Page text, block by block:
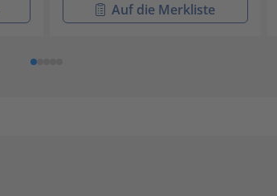
Auf die Merkliste